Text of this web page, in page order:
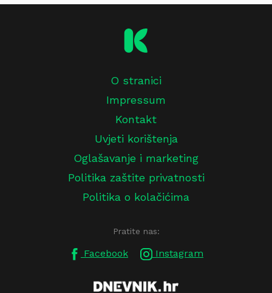
O stranici
Impressum
Kontakt
Uvjeti korištenja
Oglašavanje i marketing
Politika zaštite privatnosti
Politika o kolačićima
Pratite nas:
Facebook Instagram